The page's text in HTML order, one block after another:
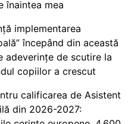
înaintea mea
implementarea
începând din această
adeverințe de scutire la
copiilor a crescut
calificarea de Asistent
din 2026-2027: